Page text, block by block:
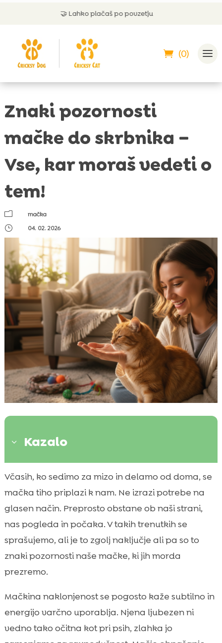
Lahko plačaš po povzetju
(0)
Znaki pozornosti
mačke do skrbnika –
Vse, kar moraš vedeti o
tem!
m
mačka
}
04. 02. 2026
3 Kazalo
 Kako mačke kažejo naklonjenost in zakaj je
ne opazimo vedno
Znaki pozornosti mačke do skrbnika v
Predenje, mijavkanje in drugi zvoki,
namenjeni nam
Dotik in bližina: drgnjenje, butanje z glavo
Darila in “plen”: kaj nam mačka sporoča
Spanec ob skrbniku: najbolj podcenjen
znak zaupanja
Včasih, ko sedimo za mizo in delamo od doma, se
mačka tiho priplazi k nam. Ne izrazi potrebe na
glasen način. Preprosto obstane ob naši strani,
nas pogleda in počaka. V takih trenutkih se
sprašujemo, ali je to zgolj naključje ali pa so to
znaki pozornosti naše mačke, ki jih morda
prezremo.
Mačkina naklonjenost se pogosto kaže subtilno in
energijo varčno uporablja. Njena ljubezen ni
vedno tako očitna kot pri psih, zlahka jo